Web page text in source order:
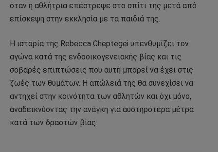
όταν η αθλήτρια επέστρεψε στο σπίτι της μετά από
επίσκεψη στην εκκλησία με τα παιδιά της.
Η ιστορία της Rebecca Cheptegei υπενθυμίζει τον
αγώνα κατά της ενδοοικογενειακής βίας και τις
σοβαρές επιπτώσεις που αυτή μπορεί να έχει στις
ζωές των θυμάτων. Η απώλειά της θα συνεχίσει να
αντηχεί στην κοινότητα των αθλητών και όχι μόνο,
αναδεικνύοντας την ανάγκη για αυστηρότερα μέτρα
κατά των δραστών βίας.